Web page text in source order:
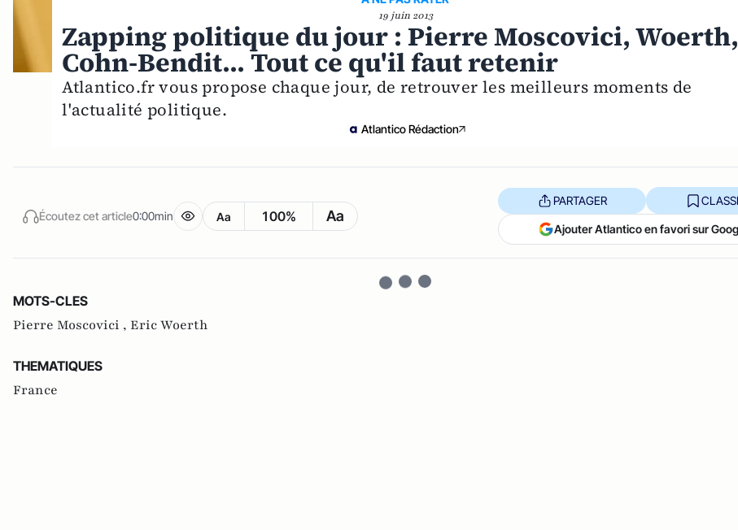
19 juin 2013
Zapping politique du jour : Pierre Moscovici, Woerth,
Cohn-Bendit... Tout ce qu'il faut retenir
Atlantico.fr vous propose chaque jour, de retrouver les meilleurs moments de
l'actualité politique.
Atlantico Rédaction
Écoutez cet article0:00min Aa 100% Aa
PARTAGER
Ajouter Atlantico en favori sur
MOTS-CLES
Pierre Moscovici , Eric Woerth
THEMATIQUES
France